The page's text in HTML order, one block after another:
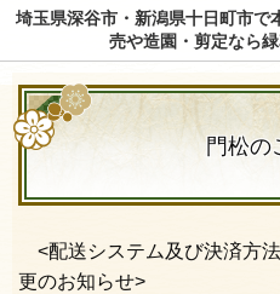
埼玉県深谷市・新潟県十日町市で
売や造園・剪定なら
門松の
<配送システム及び決済方
更のお知らせ